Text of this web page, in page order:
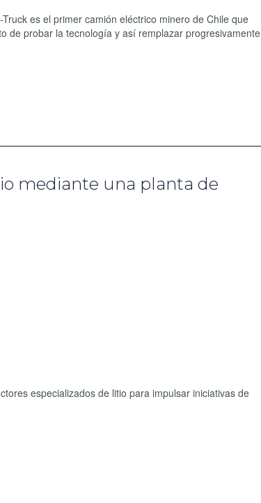
es el primer camión eléctrico minero de Chile que
de probar la tecnología y así remplazar progresivamente
mediante una planta de
especializados de litio para impulsar iniciativas de